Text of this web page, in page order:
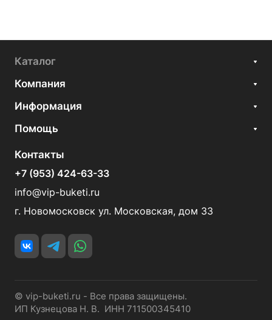
Каталог
Компания
Информация
Помощь
Контакты
+7 (953) 424-63-33
info@vip-buketi.ru
г. Новомосковск ул. Московская, дом 33
© vip-buketi.ru - Все права защищены.
ИП Кузнецова Н. В. ИНН 711500345410